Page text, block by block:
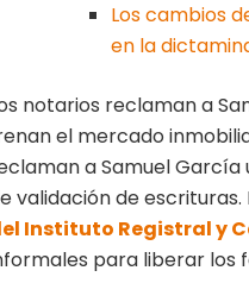
Los cambios
en la
notarios reclaman a
el mercado
a Samuel
validación de
Instituto Registral y
para liberar los